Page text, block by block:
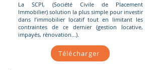
La SCPI, (Société Civile de Placement
Immobilier) solution la plus simple pour investir
dans l’immobilier locatif tout en limitant les
contraintes de ce dernier (gestion locative,
impayés, rénovation…).
Télécharger